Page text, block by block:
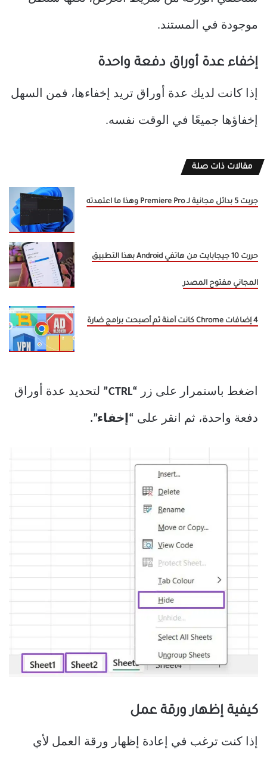
موجودة في المستند.
إخفاء عدة أوراق دفعة واحدة
إذا كانت لديك عدة أوراق تريد إخفاءها، فمن السهل
إخفاؤها جميعًا في الوقت نفسه.
مقالات ذات صلة
جربت 5 بدائل مجانية لـ Premiere Pro وهذا ما اعتمدته
حررت 10 جيجابايت من هاتفي Android بهذا التطبيق
المجاني مفتوح المصدر
4 إضافات Chrome كانت آمنة ثم أصبحت برامج ضارة
اضغط باستمرار على زر “CTRL” لتحديد عدة أوراق
دفعة واحدة، ثم انقر على “إخفاء”.
كيفية إظهار ورقة عمل
إذا كنت ترغب في إعادة إظهار ورقة العمل لأي